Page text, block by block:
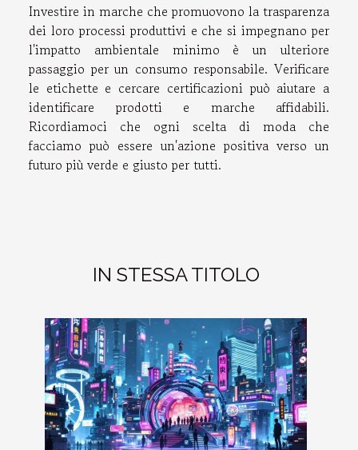
Investire in marche che promuovono la trasparenza
dei loro processi produttivi e che si impegnano per
l'impatto ambientale minimo è un ulteriore
passaggio per un consumo responsabile. Verificare
le etichette e cercare certificazioni può aiutare a
identificare prodotti e marche affidabili.
Ricordiamoci che ogni scelta di moda che
facciamo può essere un'azione positiva verso un
futuro più verde e giusto per tutti.
IN STESSA TITOLO